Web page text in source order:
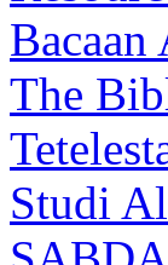
The
Studi